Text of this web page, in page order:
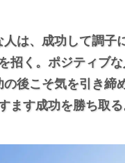
は、 成功して調子
招く。 ポジティブな
の後こそ気を引き締
ます成功を勝ち取る